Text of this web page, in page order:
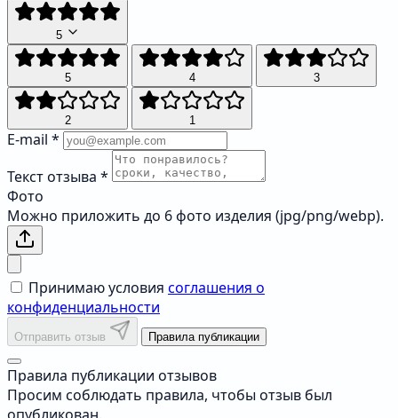
5
5 4 3
2 1
E-mail *
Текст отзыва *
Фото
Можно приложить до 6 фото изделия (jpg/png/webp).
Принимаю условия соглашения о
конфиденциальности
Отправить отзыв Правила публикации
Правила публикации отзывов
Просим соблюдать правила, чтобы отзыв был